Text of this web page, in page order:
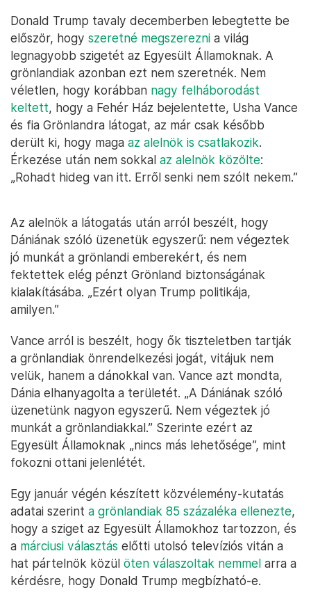
Donald Trump tavaly decemberben lebegtette be
először, hogy szeretné megszerezni a világ
legnagyobb szigetét az Egyesült Államoknak. A
grönlandiak azonban ezt nem szeretnék. Nem
véletlen, hogy korábban nagy felháborodást
keltett, hogy a Fehér Ház bejelentette, Usha Vance
és fia Grönlandra látogat, az már csak később
derült ki, hogy maga az alelnök is csatlakozik.
Érkezése után nem sokkal az alelnök közölte:
„Rohadt hideg van itt. Erről senki nem szólt nekem.”
Az alelnök a látogatás után arról beszélt, hogy
Dániának szóló üzenetük egyszerű: nem végeztek
jó munkát a grönlandi emberekért, és nem
fektettek elég pénzt Grönland biztonságának
kialakításába. „Ezért olyan Trump politikája,
amilyen.”
Vance arról is beszélt, hogy ők tiszteletben tartják
a grönlandiak önrendelkezési jogát, vitájuk nem
velük, hanem a dánokkal van. Vance azt mondta,
Dánia elhanyagolta a területét. „A Dániának szóló
üzenetünk nagyon egyszerű. Nem végeztek jó
munkát a grönlandiakkal.” Szerinte ezért az
Egyesült Államoknak „nincs más lehetősége”, mint
fokozni ottani jelenlétét.
Egy január végén készített közvélemény-kutatás
adatai szerint a grönlandiak 85 százaléka ellenezte,
hogy a sziget az Egyesült Államokhoz tartozzon, és
a márciusi választás előtti utolsó televíziós vitán a
hat pártelnök közül öten válaszoltak nemmel arra a
kérdésre, hogy Donald Trump megbízható-e.